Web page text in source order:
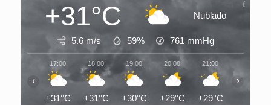
+31°C Nublado
5.6 m/s 59% 761 mmHg
17:00
+31°C
18:00
+31°C
19:00
+30°C
20:00
+29°C
21:00
+29°C
‹ ›